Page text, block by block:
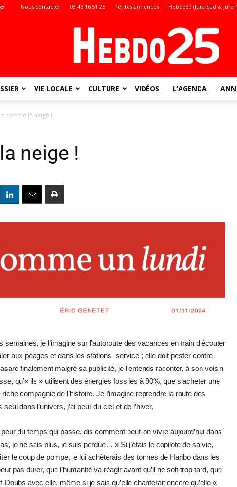
Nous contacter 03 45 16 51 25 Petites annonces Hebdo39 (Jura Sud & Jura
toute
Hebdo25
VIE LOCALE CULTURE VIDÉOS L’AGENDA
comme la neige !
neige !
je l’imagine sur l’autoroute des vacances en train d’écouter
aux péages et dans les stations- service ; elle doit pester contre
finalement malgré sa publicité, je l’entends raconter, à son voisin
qu’« ils » utilisent des énergies fossiles à 90%, que s’acheter une
compagnie de l’histoire. Je l’imagine reprendre la route des
dans l’univers, j’ai peur du ciel et de l’hiver,
peur du temps qui passe, dis comment peut-on vivre aujourd’hui dans
je ne sais plus, je suis perdue… » Si j’étais le copilote de sa vie,
le coup de pompe, je lui achèterais des tonnes de Haribo dans les
pas durer, que l’humanité va réagir avant qu’il ne soit trop tard, que
Doubs avec elle, même si je sais qu’elle chanterait encore qu’elle «